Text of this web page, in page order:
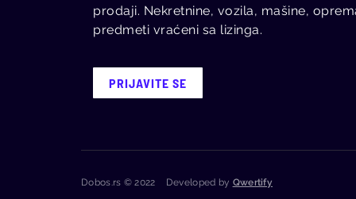
prodaji. Nekretnine, vozila, mašine,
predmeti vraćeni sa lizinga.
PRIJAVITE SE
Dobos.rs © 2022 Developed by Qwertify